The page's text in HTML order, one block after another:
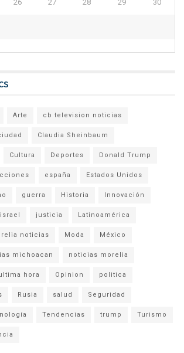
26 27 28 29 30
Arte cb television noticias
Claudia Sheinbaum
Cultura Deportes Donald Trump
españa Estados Unidos
guerra Historia Innovación
israel justicia Latinoamérica
noticias Moda México
michoacan noticias morelia
hora Opinion politica
Rusia salud Seguridad
Tendencias trump Turismo